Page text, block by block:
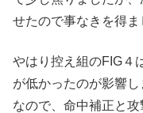
せたので事なきを得ま
やはり控え組のFIG４
が低かったのが影響
なので、命中補正と攻